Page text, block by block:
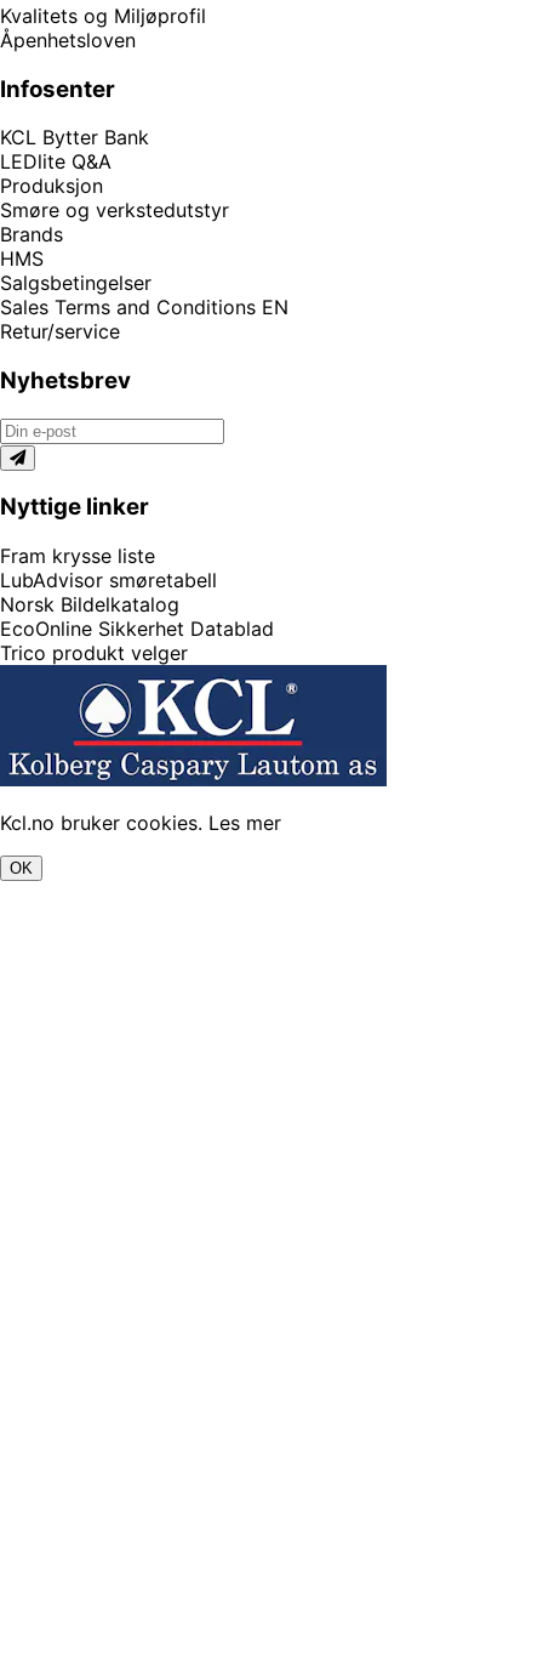
Kvalitets og Miljøprofil
Åpenhetsloven
Infosenter
KCL Bytter Bank
LEDlite Q&A
Produksjon
Smøre og verkstedutstyr
Brands
HMS
Salgsbetingelser
Sales Terms and Conditions EN
Retur/service
Nyhetsbrev
Nyttige linker
Fram krysse liste
LubAdvisor smøretabell
Norsk Bildelkatalog
EcoOnline Sikkerhet Datablad
Trico produkt velger
Kcl.no bruker cookies. Les mer
OK